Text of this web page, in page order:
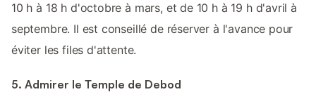
10 h à 18 h d'octobre à mars, et de 10 h à 19 h d'avril à
septembre. Il est conseillé de réserver à l'avance pour
éviter les files d'attente.
5. Admirer le Temple de Debod